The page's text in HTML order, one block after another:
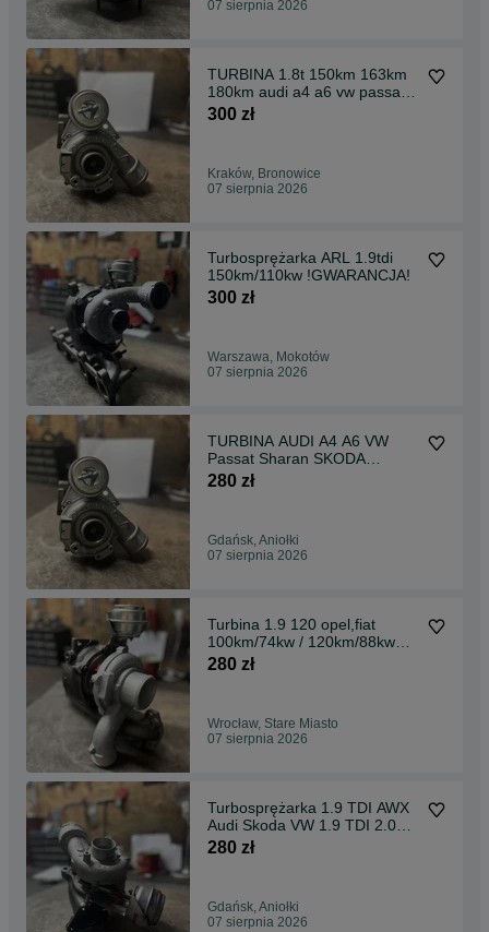
07 sierpnia 2026
TURBINA 1.8t 150km 163km
180km audi a4 a6 vw passat
AWT AEB
300 zł
Kraków, Bronowice
07 sierpnia 2026
Turbosprężarka ARL 1.9tdi
150km/110kw !GWARANCJA!
300 zł
Warszawa, Mokotów
07 sierpnia 2026
TURBINA AUDI A4 A6 VW
Passat Sharan SKODA
Superb 1.8T 150KM 180KM
280 zł
Gdańsk, Aniołki
07 sierpnia 2026
Turbina 1.9 120 opel,fiat
100km/74kw / 120km/88kw
740080
280 zł
Wrocław, Stare Miasto
07 sierpnia 2026
Turbosprężarka 1.9 TDI AWX
Audi Skoda VW 1.9 TDI 2.0
TDI AVF, BLB
280 zł
Gdańsk, Aniołki
07 sierpnia 2026